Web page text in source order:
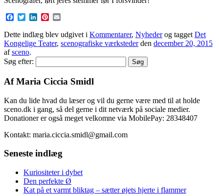
Facebook
TwitterLinkedInPinterest
Dette indlæg blev udgivet i Kommentarer, Nyhederog tagget Det
Kongelige Teater, scenografiske værkstederden december 20, 2015
afsceno.
Søg efter:
Af Maria Ciccia Smidl
Kan du lide hvad du læser og vil du gerne være med til at holde
sceno.dk i gang, så del gerne i dit netværk på sociale medier.
Donationer er også meget velkomne via MobilePay: 28348407
Kontakt: maria.ciccia.smidl@gmail.com
Seneste indlæg
Kuriositeter i dybet
Den perfekte Ø
Kat på et varmt bliktag – sætter øjets hjerte i flammer